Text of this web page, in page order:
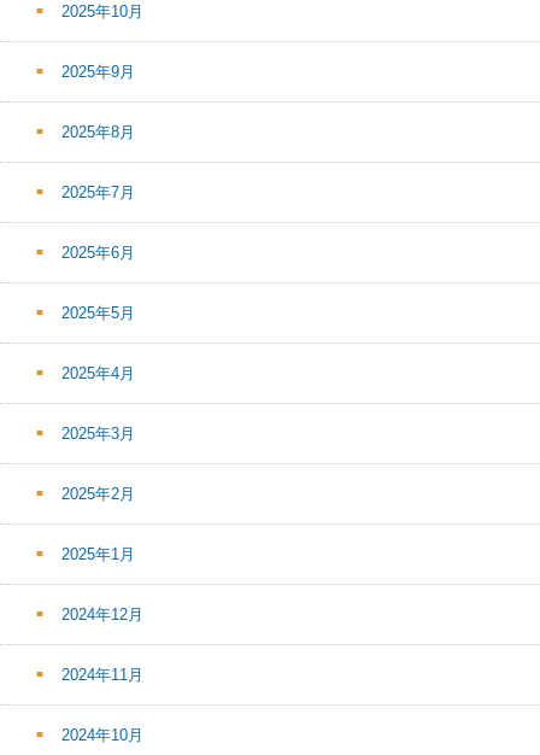
2025年10月
2025年9月
2025年8月
2025年7月
2025年6月
2025年5月
2025年4月
2025年3月
2025年2月
2025年1月
2024年12月
2024年11月
2024年10月